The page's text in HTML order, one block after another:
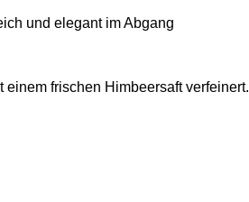
und elegant im Abgang
einem frischen Himbeersaft verfeinert.